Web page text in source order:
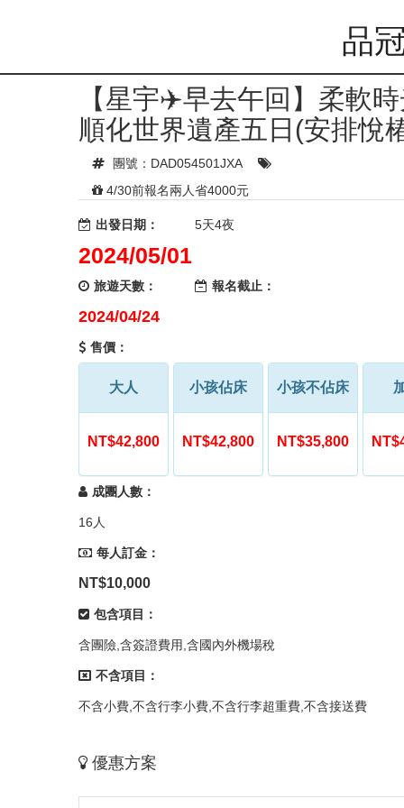
品
【星宇✈️早去午回】柔軟
順化世界遺產五日(安排悅
團號：DAD054501JXA
4/30前報名兩人省4000元
出發日期：
2024/05/01
旅遊天數：
5天4夜
報名截止：
2024/04/24
售價：
大人
NT$42,800
小孩佔床
NT$42,800
小孩不佔床
NT$35,800
成團人數：
16人
每人訂金：
NT$10,000
包含項目：
含團險,含簽證費用,含國內外機場稅
不含項目：
不含小費,不含行李小費,不含行李超重費,不含接送費
優惠方案